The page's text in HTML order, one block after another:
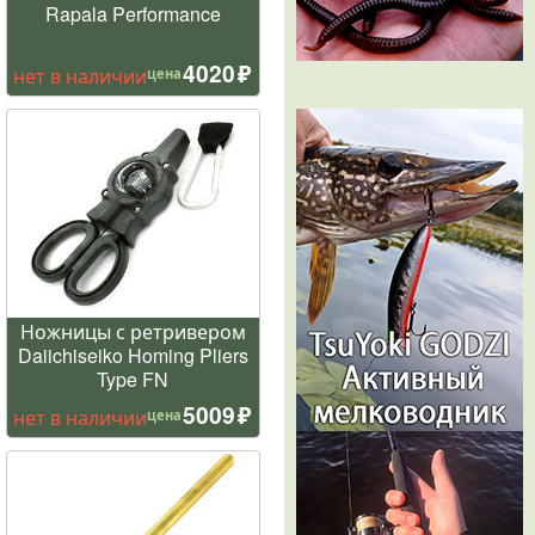
Rapala Performance
нет в наличиицена4020
Ножницы с ретривером
Daiichiseiko Homing Pliers
Type FN
нет в наличиицена5009